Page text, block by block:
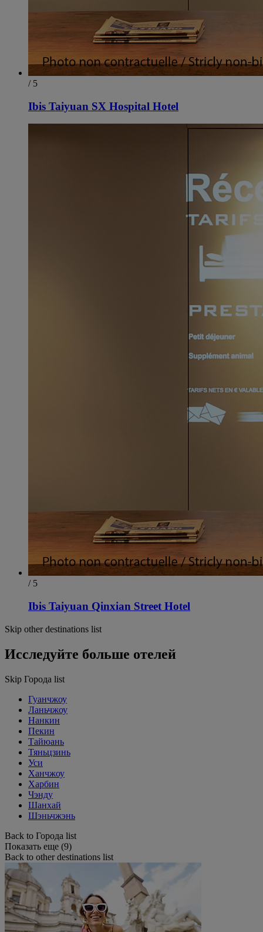
/ 5
Ibis Taiyuan SX Hospital Hotel
/ 5
Ibis Taiyuan Qinxian Street Hotel
Skip other destinations list
Исследуйте больше отелей
Skip Города list
Гуанчжоу
Ланьчжоу
Нанкин
Пекин
Тайюань
Тяньцзинь
Уси
Ханчжоу
Харбин
Чэнду
Шанхай
Шэньчжэнь
Back to Города list
Показать еще (9)
Back to other destinations list